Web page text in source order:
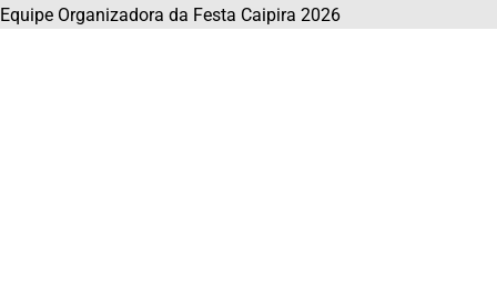
Equipe Organizadora da Festa Caipira 2026